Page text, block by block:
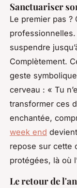
Sanctuariser
Le premier pas ?
suspendre
Complètement.
geste
cerveau : « Tu
transformer ces
enchantée,
week end
repose sur cette
protégées, là où
Le retour de